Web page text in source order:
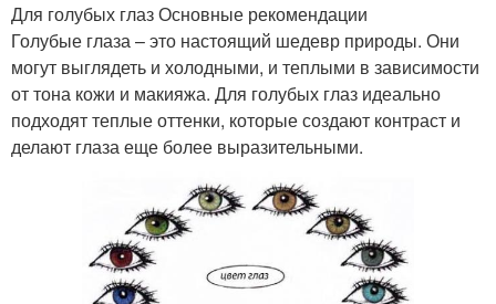
Для голубых глаз Основные рекомендации
Голубые глаза – это настоящий шедевр природы. Они
могут выглядеть и холодными, и теплыми в зависимости
от тона кожи и макияжа. Для голубых глаз идеально
подходят теплые оттенки, которые создают контраст и
делают глаза еще более выразительными.